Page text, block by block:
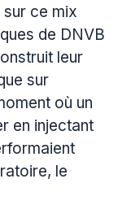
sur ce mix
de DNVB
leur
sur
où un
en injectant
le